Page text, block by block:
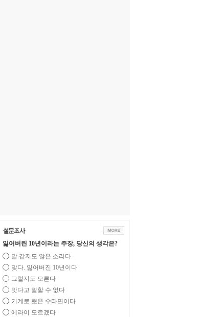
잃어버린 10년이라는 주장, 당신의 생각은?
말 같지도 않은 소리다.
맞다. 잃어버진 10년이다
그럴지도 모른다
맛다고 말할 수 없다
기계로 뽀은 수타면이다
에라이 모르겠다